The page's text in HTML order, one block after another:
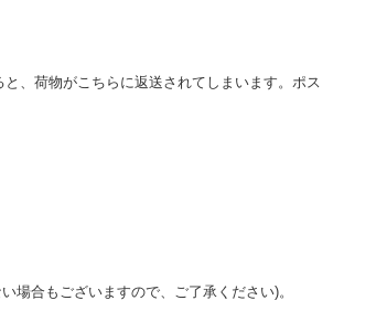
、荷物がこちらに返送されてしまいます。ポス
場合もございますので、ご了承ください)。